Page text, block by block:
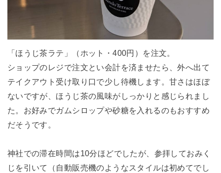
「ほうじ茶ラテ」（ホット・400円）を注文。
ショップのレジで注文とい会計を済ませたら、外へ出て
テイクアウト受け取り口で少し待機します。甘さはほぼ
ないですが、ほうじ茶の風味がしっかりと感じられまし
た。お好みでガムシロップや砂糖を入れるのもおすすめ
だそうです。
神社での滞在時間は10分ほどでしたが、参拝しておみく
じを引いて（自動販売機のようなスタイルは初めてでし